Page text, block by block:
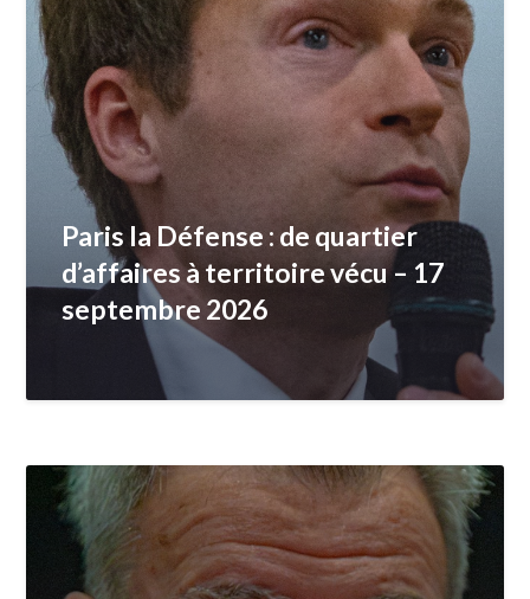
Paris la Défense : de quartier
d’affaires à territoire vécu – 17
septembre 2026